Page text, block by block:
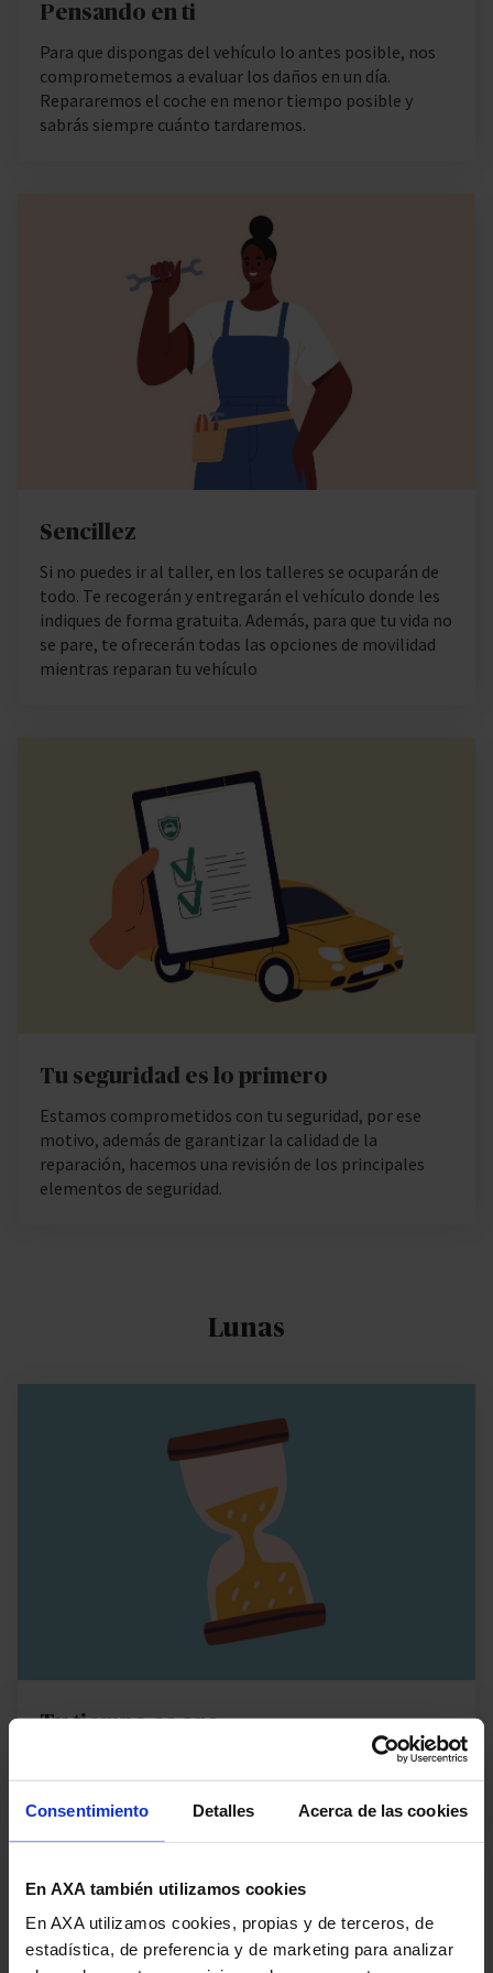
Consentimiento Detalles Acerca de las cookies
En AXA también utilizamos cookies
En AXA utilizamos cookies, propias y de terceros, de
estadística, de preferencia y de marketing para analizar
Pensando en ti
Para que dispongas del vehículo lo antes posible, nos
comprometemos a evaluar los daños en un día.
Repararemos el coche en menor tiempo posible y
sabrás siempre cuánto tardaremos.
Sencillez
Si no puedes ir al taller, en los talleres se ocuparán de
todo. Te recogerán y entregarán el vehículo donde les
indiques de forma gratuita. Además, para que tu vida no
se pare, te ofrecerán todas las opciones de movilidad
mientras reparan tu vehículo
Tu seguridad es lo primero
Estamos comprometidos con tu seguridad, por ese
motivo, además de garantizar la calidad de la
reparación, hacemos una revisión de los principales
elementos de seguridad.
Lunas
Tu tiempo es oro
Reparación de impactos en 40 minutos desde la
llegada del operario.